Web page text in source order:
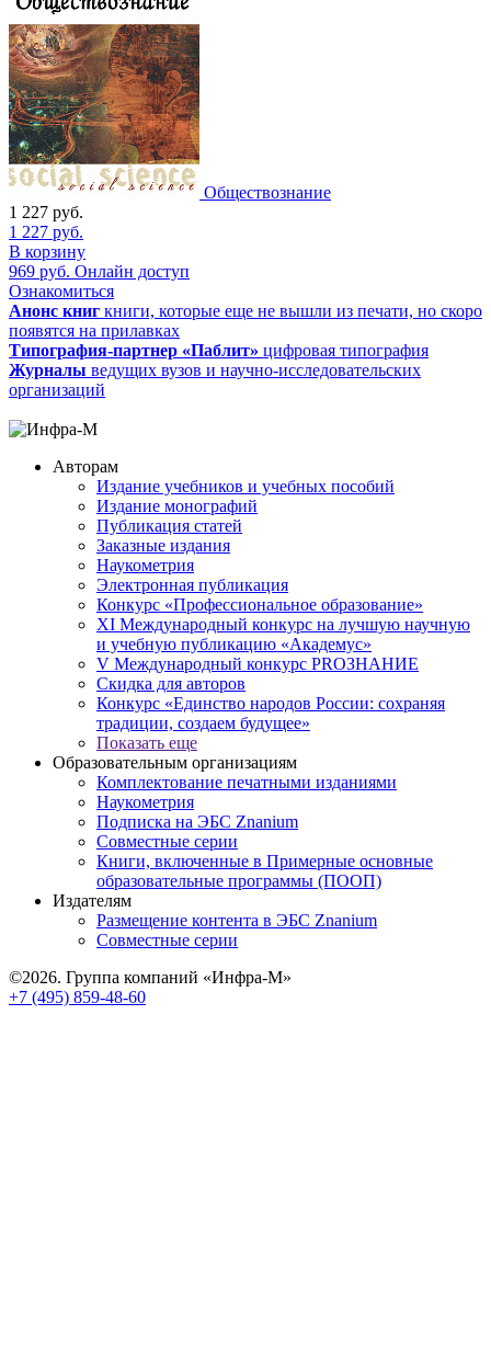
Обществознание
1 227 руб.
1 227 руб.
В корзину
969 руб. Онлайн доступ
Ознакомиться
Анонс книг книги, которые еще не вышли из печати, но скоро
появятся на прилавках
Типография-партнер «Паблит» цифровая типография
Журналы ведущих вузов и научно-исследовательских
организаций
Авторам
Издание учебников и учебных пособий
Издание монографий
Публикация статей
Заказные издания
Наукометрия
Электронная публикация
Конкурс «Профессиональное образование»
XI Международный конкурс на лучшую научную
и учебную публикацию «Академус»
V Международный конкурс PROЗНАНИЕ
Скидка для авторов
Конкурс «Единство народов России: сохраняя
традиции, создаем будущее»
Показать еще
Образовательным организациям
Комплектование печатными изданиями
Наукометрия
Подписка на ЭБС Znanium
Совместные серии
Книги, включенные в Примерные основные
образовательные программы (ПООП)
Издателям
Размещение контента в ЭБС Znanium
Совместные серии
©2026. Группа компаний «Инфра-М»
+7 (495) 859-48-60